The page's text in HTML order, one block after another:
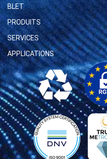
BLET
PRODUITS
SERVICES
APPLICATIONS